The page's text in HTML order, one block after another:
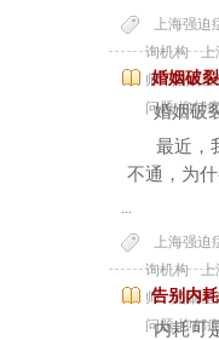
上海强迫
询机构
上
师
婚姻基
问题 抑郁
婚姻破
婚姻破
最近，
不通，为
...
上海强迫
询机构
上
师
婚姻基
问题 抑郁
告别内
内耗可